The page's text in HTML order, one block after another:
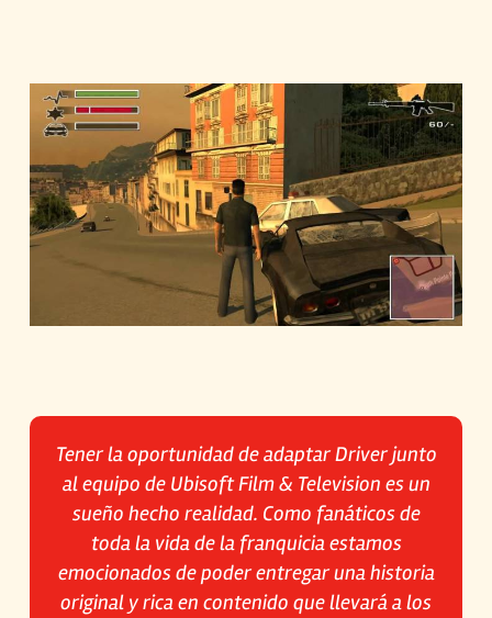
Tener la oportunidad de adaptar Driver junto
al equipo de Ubisoft Film & Television es un
sueño hecho realidad. Como fanáticos de
toda la vida de la franquicia estamos
emocionados de poder entregar una historia
original y rica en contenido que llevará a los